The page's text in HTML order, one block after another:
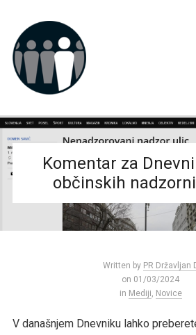
Komentar za
občinskih
Written by PR Državljan
on 01/03/2024
in Mediji, Novice
V današnjem Dnevniku lahko